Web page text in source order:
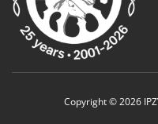
Copyright © 2026